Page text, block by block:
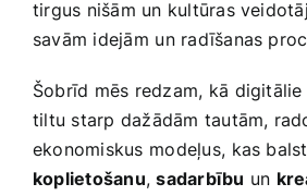
tirgus nišām un kultūras
savām idejām⁤ un radīšanas
Šobrīd mēs redzam, kā
tiltu starp dažādām tautām,
ekonomiskus⁣ modeļus, ⁢kas
koplietošanu,sadarbību un